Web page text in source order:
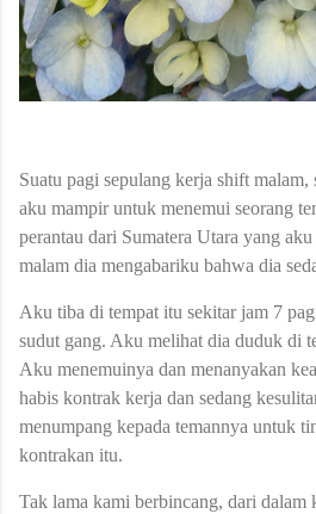
Suatu pagi sepulang kerja shift
aku mampir untuk menemui seorang
perantau dari Sumatera Utara yang
malam dia mengabariku bahwa dia
Aku tiba di tempat itu sekitar jam 7
sudut gang. Aku melihat dia duduk di
Aku menemuinya dan menanyakan
habis kontrak kerja dan sedang
menumpang kepada temannya untuk
kontrakan itu.
Tak lama kami berbincang, dari dalam